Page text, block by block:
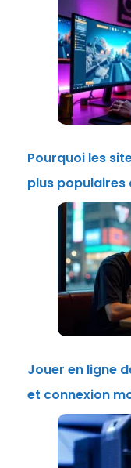
Pourquoi les
plus populaires
Jouer en ligne
et connexion